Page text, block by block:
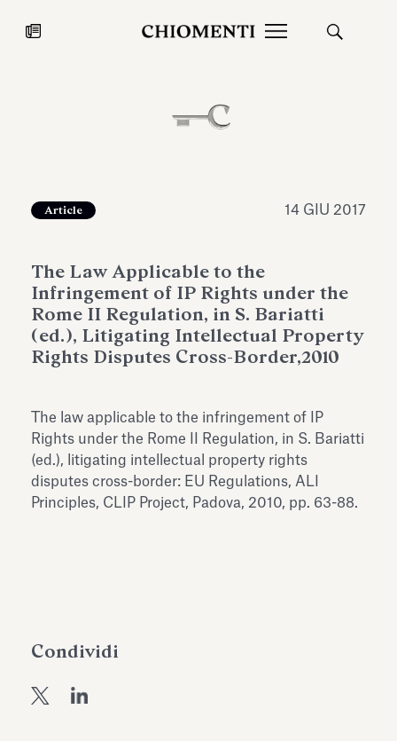
27 LUG 2026
Fondazione Torlonia inaugura la
dell’Antiquarium di Villa Albani
Torlonia
Leggi tutto
Chiomenti
Article 14 GIU 2017
The Law Applicable to the
Infringement of IP Rights under the
Rome II Regulation, in S. Bariatti
(ed.), Litigating Intellectual Property
Rights Disputes Cross-Border,2010
The law applicable to the infringement of IP
Rights under the Rome II Regulation, in S. Bariatti
(ed.), litigating intellectual property rights
disputes cross-border: EU Regulations, ALI
Principles, CLIP Project, Padova, 2010, pp. 63-88.
Condividi